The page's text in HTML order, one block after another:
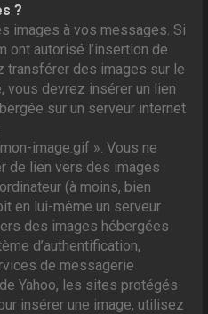
?
images à vos messages. Si
ont autorisé l’insertion de
transférer des images sur le
vous devrez insérer un lien
sur un serveur internet
image.gif ». Vous ne
de lien vers des images
(à moins, bien
en lui-même un serveur
des images hébergées
d’authentification,
de messagerie
Yahoo, les sites protégés
insérer une image, utilisez